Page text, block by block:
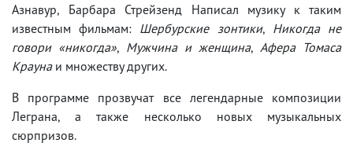
Азнавур, Барбара Стрейзенд Написал музику к таким
известным фильмам: Шербурские зонтики, Никогда не
говори «никогда», Мужчина и женщина, Афера Томаса
Краунаи множеству других.
В программе прозвучат все легендарные композиции
Леграна, а также несколько новых музыкальных
сюрпризов.